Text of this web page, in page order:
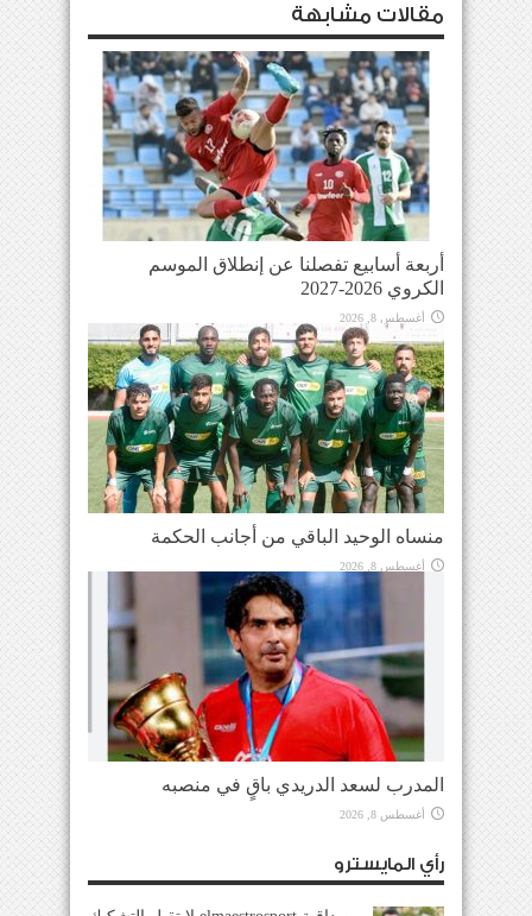
مقالات مشابهة
أربعة أسابيع تفصلنا عن إنطلاق الموسم
الكروي 2026-2027
أغسطس 8, 2026
منساه الوحيد الباقي من أجانب الحكمة
أغسطس 8, 2026
المدرب لسعد الدريدي باقٍ في منصبه
أغسطس 8, 2026
رأي المايسترو